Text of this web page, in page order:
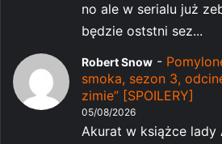
no ale w serialu już
będzie oststni sez...
Robert Snow -
smoka, sezon 3,
zimie” [SPOILERY]
05/08/2026
Akurat w książce lady